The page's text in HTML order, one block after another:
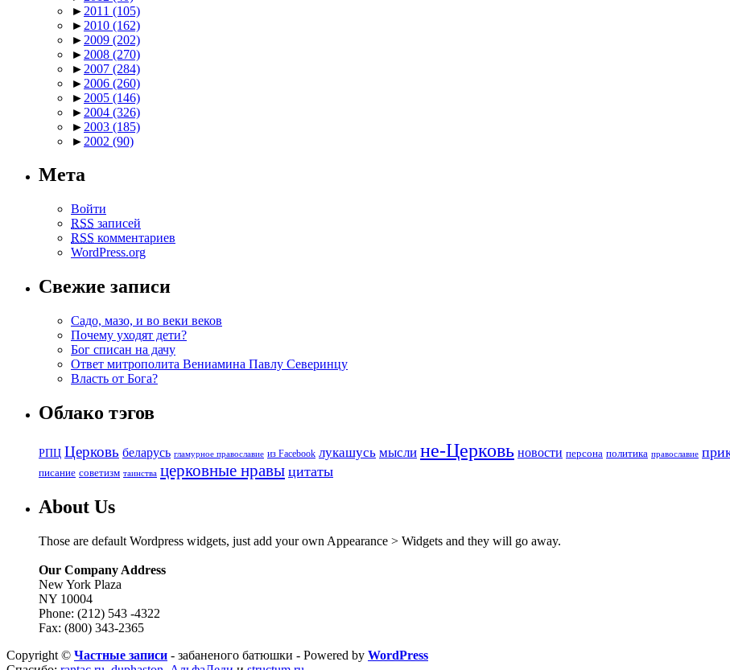
► 2011 (105)
► 2010 (162)
► 2009 (202)
► 2008 (270)
► 2007 (284)
► 2006 (260)
► 2005 (146)
► 2004 (326)
► 2003 (185)
► 2002 (90)
Мета
Войти
RSS записей
RSS комментариев
WordPress.org
Свежие записи
Садо, мазо, и во веки веков
Почему уходят дети?
Бог списан на дачу
Ответ митрополита Вениамина Павлу Северинцу
Власть от Бога?
Облако тэгов
РПЦ Церковь беларусь гламурное православие из Facebook лукашусь мысли не-Церковь новости персона политика православие
писание советизм таинства церковные нравы цитаты
About Us
Those are default Wordpress widgets, just add your own Appearance > Widgets and they will go away.
Our Company Address
New York Plaza
NY 10004
Phone: (212) 543 -4322
Fax: (800) 343-2365
Copyright © Частные записи - забаненого батюшки - Powered by WordPress